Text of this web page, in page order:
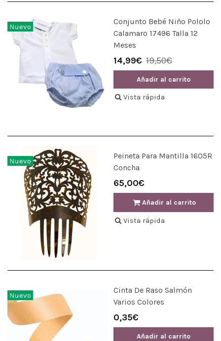
Nuevo
Conjunto Bebé Niño Pololo
Calamaro 17496 Talla 12
Meses
14,99€ 19,50€
Añadir al carrito
Vista rápida
Nuevo
Peineta Para Mantilla 1605R
Concha
65,00€
Añadir al carrito
Vista rápida
Nuevo
Cinta De Raso Salmón
Varios Colores
0,35€
Añadir al carrito